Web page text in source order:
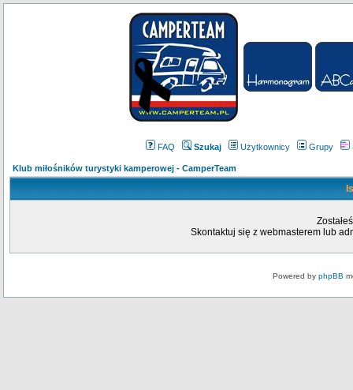
FAQ Szukaj Użytkownicy Grupy
Klub miłośników turystyki kamperowej - CamperTeam
Skontaktuj się z webmasterem lub
Powered by phpBB